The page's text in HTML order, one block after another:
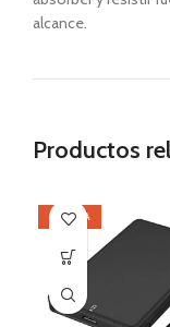
alcance.
Productos
OFERTA